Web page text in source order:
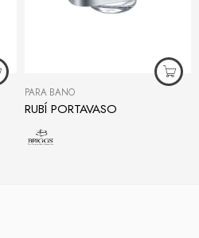
PARA BAÑO
RUBÍ PORTAVASO